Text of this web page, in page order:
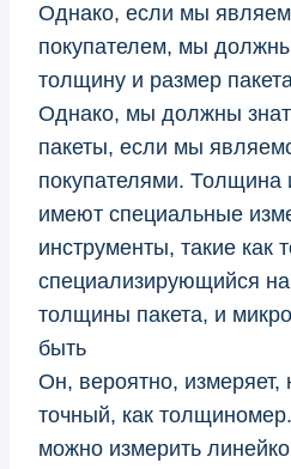
Однако, если мы
покупателем, мы
толщину и размер
Однако, мы должны
пакеты, если мы
покупателями. Толщина
имеют специальные
инструменты, такие как
специализирующийся
толщины пакета, и
быть
Он, вероятно, измеряет,
точный, как
можно измерить